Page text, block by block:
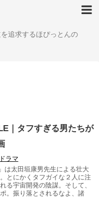
追求するほぴっとんの
｜タフすぎる男たちが
ドラマ
は太田垣康男先生による壮大
とにかくタフガイな２人に注
る宇宙開発の陰謀。そして、
。振り落とされるなよ、諸